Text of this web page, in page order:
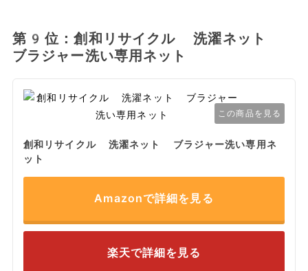
第9位：創和リサイクル 洗濯ネット
ブラジャー洗い専用ネット
この商品を見る
創和リサイクル 洗濯ネット ブラジャー洗い専用ネ
ット
Amazonで詳細を見る
楽天で詳細を見る